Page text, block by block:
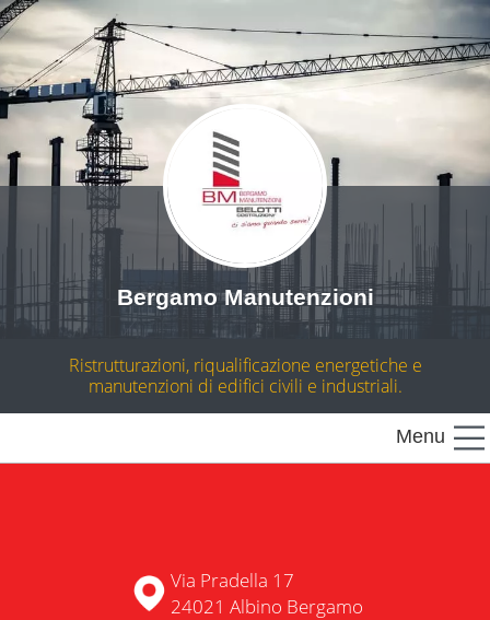
Bergamo Manutenzioni
Ristrutturazioni, riqualificazione energetiche e
manutenzioni di edifici civili e industriali.
Menu
Via Pradella 17
24021 Albino Bergamo